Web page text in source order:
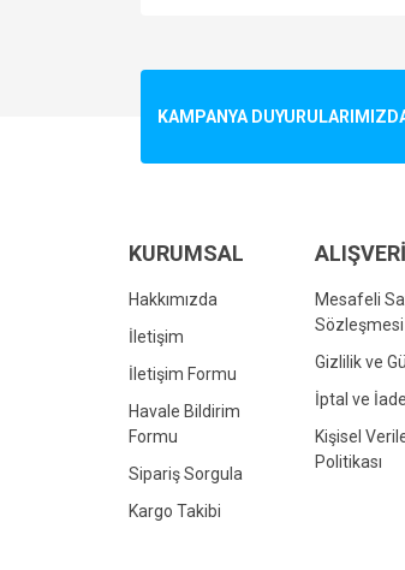
Ürün resmi kalitesiz, bozuk
Bu ürüne benzer farklı
KAMPANYA
KURUMSAL
Hakkımızda
İletişim
İletişim Formu
Havale Bildirim
Formu
Sipariş Sorgula
Kargo Takibi
Mesafeli
Sözleşmesi
Gizlilik ve
İptal ve
Kişisel
Politikası